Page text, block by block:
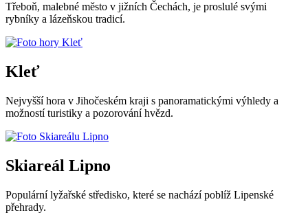
Třeboň, malebné město v jižních Čechách, je proslulé svými
rybníky a lázeňskou tradicí.
Kleť
Nejvyšší hora v Jihočeském kraji s panoramatickými výhledy a
možností turistiky a pozorování hvězd.
Skiareál Lipno
Populární lyžařské středisko, které se nachází poblíž Lipenské
přehrady.